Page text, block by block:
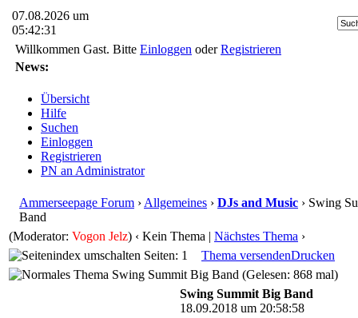
07.08.2026 um
05:42:31
Willkommen Gast. Bitte Einloggen oderRegistrieren
News:
Übersicht
Hilfe
Suchen
Einloggen
Registrieren
PN an Administrator
Ammerseepage Forum › Allgemeines › DJs and Music › Swing
Band
(Moderator: Vogon Jelz) ‹ Kein Thema | Nächstes Thema ›
Seiten: 1
Thema versendenDrucken
Swing Summit Big Band (Gelesen: 868 mal)
Swing Summit Big Band
18.09.2018 um 20:58:58